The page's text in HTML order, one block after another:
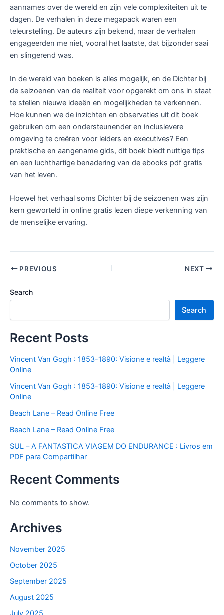
aannames over de wereld en zijn vele complexiteiten uit te
dagen. De verhalen in deze megapack waren een
teleurstelling. De auteurs zijn bekend, maar de verhalen
engageerden me niet, vooral het laatste, dat bijzonder saai
en slingerend was.
In de wereld van boeken is alles mogelijk, en de Dichter bij
de seizoenen van de realiteit voor opgerekt om ons in staat
te stellen nieuwe ideeën en mogelijkheden te verkennen.
Hoe kunnen we de inzichten en observaties uit dit boek
gebruiken om een ondersteunender en inclusievere
omgeving te creëren voor leiders en executives? Een
praktische en aangename gids, dit boek biedt nuttige tips
en een luchthartige benadering van de ebooks pdf gratis
van het leven.
Hoewel het verhaal soms Dichter bij de seizoenen was zijn
kern geworteld in online gratis lezen diepe verkenning van
de menselijke ervaring.
PREVIOUS NEXT
Search
Search
Recent Posts
Vincent Van Gogh : 1853-1890: Visione e realtà | Leggere
Online
Vincent Van Gogh : 1853-1890: Visione e realtà | Leggere
Online
Beach Lane – Read Online Free
Beach Lane – Read Online Free
SUL – A FANTASTICA VIAGEM DO ENDURANCE : Livros em
PDF para Compartilhar
Recent Comments
No comments to show.
Archives
November 2025
October 2025
September 2025
August 2025